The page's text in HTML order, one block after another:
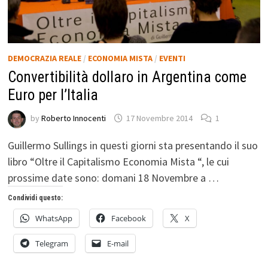
DEMOCRAZIA REALE/ ECONOMIA MISTA/ EVENTI
Convertibilità dollaro in Argentina come
Euro per l’Italia
by Roberto Innocenti 17 Novembre 2014 1
Guillermo Sullings in questi giorni sta presentando il suo
libro “Oltre il Capitalismo Economia Mista “, le cui
prossime date sono: domani 18 Novembre a …
Condividi questo:
WhatsApp Facebook X
Telegram E-mail